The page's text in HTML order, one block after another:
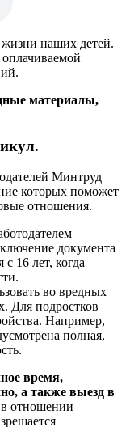
жизни наших детей.
материалы,
Минтруд
которых поможет
отношения.
документа
16 лет, когда
во вредных
Для подростков
Например,
полная,
время,
а также выезд в
отношении